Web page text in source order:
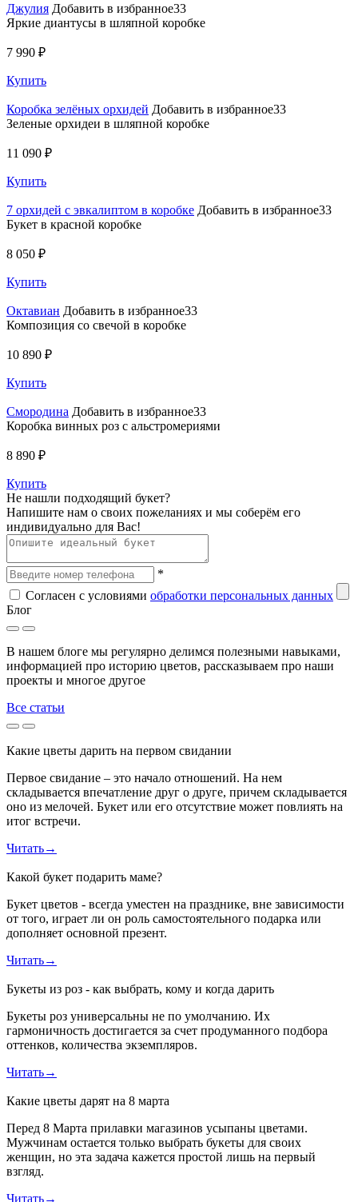
Джулия Добавить в избранное33
Яркие диантусы в шляпной коробке
7 990 ₽
Купить
Коробка зелёных орхидей Добавить в избранное33
Зеленые орхидеи в шляпной коробке
11 090 ₽
Купить
7 орхидей с эвкалиптом в коробке Добавить в избранное33
Букет в красной коробке
8 050 ₽
Купить
Октавиан Добавить в избранное33
Композиция со свечой в коробке
10 890 ₽
Купить
Смородина Добавить в избранное33
Коробка винных роз с альстромериями
8 890 ₽
Купить
Не нашли подходящий букет?
Напишите нам о своих пожеланиях и мы соберём его
индивидуально для Вас!
*
Согласен с условиями обработки персональных данных
Блог
В нашем блоге мы регулярно делимся полезными навыками,
информацией про историю цветов, рассказываем про наши
проекты и многое другое
Все статьи
Какие цветы дарить на первом свидании
Первое свидание – это начало отношений. На нем
складывается впечатление друг о друге, причем складывается
оно из мелочей. Букет или его отсутствие может повлиять на
итог встречи.
Читать→
Какой букет подарить маме?
Букет цветов - всегда уместен на празднике, вне зависимости
от того, играет ли он роль самостоятельного подарка или
дополняет основной презент.
Читать→
Букеты из роз - как выбрать, кому и когда дарить
Букеты роз универсальны не по умолчанию. Их
гармоничность достигается за счет продуманного подбора
оттенков, количества экземпляров.
Читать→
Какие цветы дарят на 8 марта
Перед 8 Марта прилавки магазинов усыпаны цветами.
Мужчинам остается только выбрать букеты для своих
женщин, но эта задача кажется простой лишь на первый
взгляд.
Читать→